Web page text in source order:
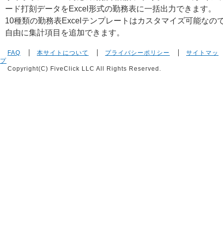
ード打刻データをExcel形式の勤務表に一括出力できます。
10種類の勤務表Excelテンプレートはカスタマイズ可能なの
自由に集計項目を追加できます。
FAQ 本サイトについて プライバシーポリシー
サイトマッ
プ
Copyright(C) FiveClick LLC All Rights Reserved.